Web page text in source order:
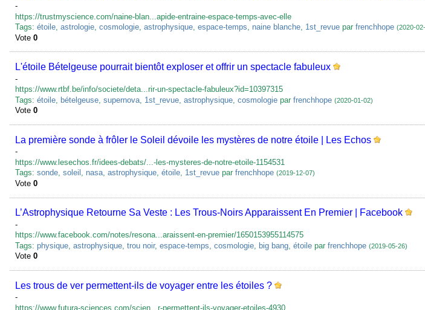
-
https://trustmyscience.com/naine-blan...apide-entraine-espace-temps-avec-elle
Tags:étoile,astrologie,cosmologie,astrophysique,espace-temps, naine blanche, 1st_revue parfrenchhope (2020-
Vote0
L'étoile Bételgeuse pourrait bientôt exploser et offrir un spectacle fabuleux
-
https://www.rtbf.be/info/societe/deta...rir-un-spectacle-fabuleux?id=10397315
Tags:étoile bételgeuse ,supernova 1st_revue ,astrophysique ,cosmologie parfrenchhope (2020-01-02)
Vote0
La première sonde à frôler le Soleil dévoile les mystères de notre étoile | Les Echos
-
https://www.lesechos.fr/idees-debats/...-les-mysteres-de-notre-etoile-1154531
Tags:sonde,soleil , nasa,astrophysique,étoile, 1st_revue parfrenchhope (2019-12-07)
Vote0
L’Astrophysique Retourne Sa Veste : Les Trous-Noirs Apparaissent En Premier | Facebook
-
https://www.facebook.com/notes/resona...araissent-en-premier/1650153955114575
Tags:physique ,astrophysique ,trou noir,espace-temps ,cosmologie big bang ,étoile parfrenchhope (2019-05-26)
Vote0
Les trous de ver permettent-ils de voyager entre les étoiles ?
-
https://www.futura-sciences.com/scien...r-permettent-ils-voyager-etoiles-4930